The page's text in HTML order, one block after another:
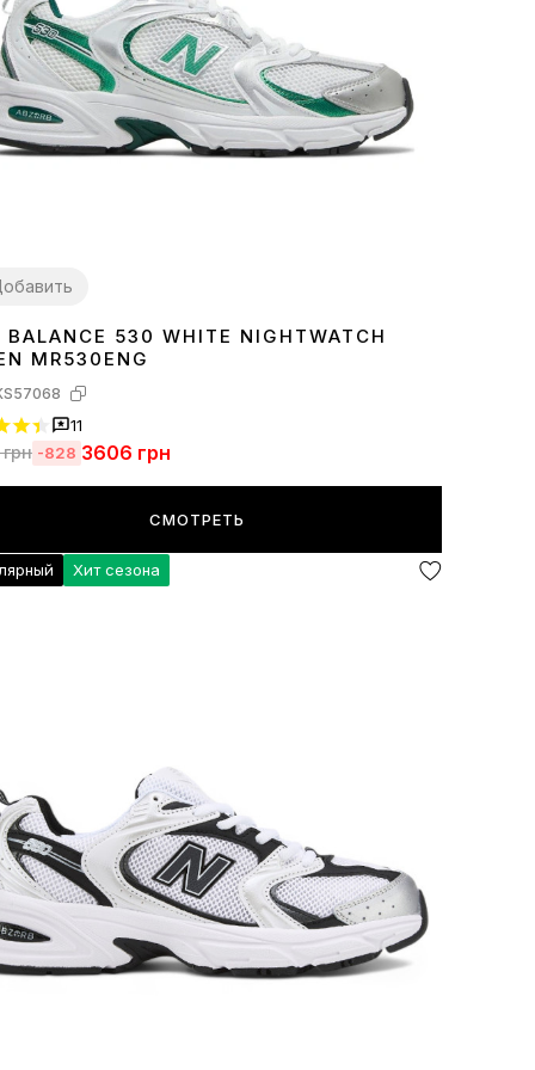
3839414244 45
BALANCE 530 WHITE NIGHTWATCH
MR530ENG
11
-828 3606 грн
СМОТРЕТЬ
Хит сезона